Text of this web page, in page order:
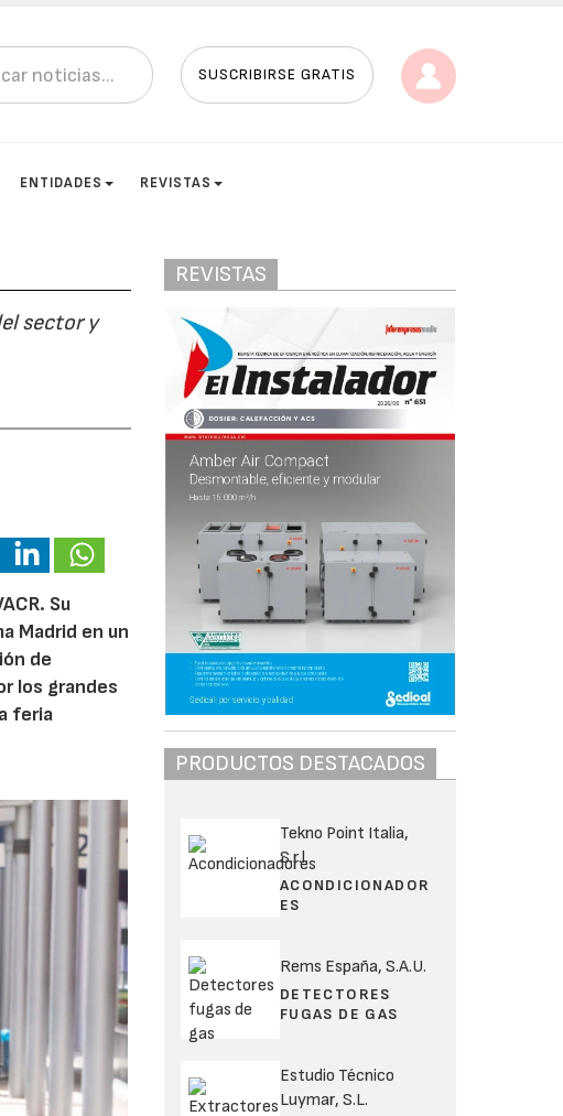
SUSCRIBIRSE GRATIS
ENTIDADES REVISTAS
sector y
Su
Madrid en un
de
los grandes
feria
REVISTAS
PRODUCTOS DESTACADOS
Tekno Point Italia,
S.r.l.
ACONDICIONADOR
ES
Rems España, S.A.U.
DETECTORES
FUGAS DE GAS
Estudio Técnico
Luymar, S.L.